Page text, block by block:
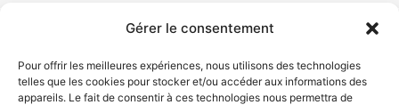
Gérer le consentement
Pour offrir les meilleures expériences, nous utilisons des technologies
telles que les cookies pour stocker et/ou accéder aux informations des
appareils. Le fait de consentir à ces technologies nous permettra de